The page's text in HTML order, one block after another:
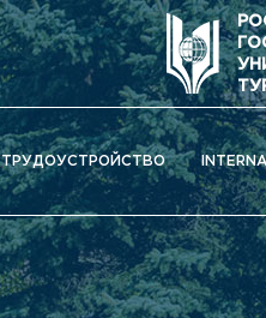
ТРУДОУСТРОЙСТВО